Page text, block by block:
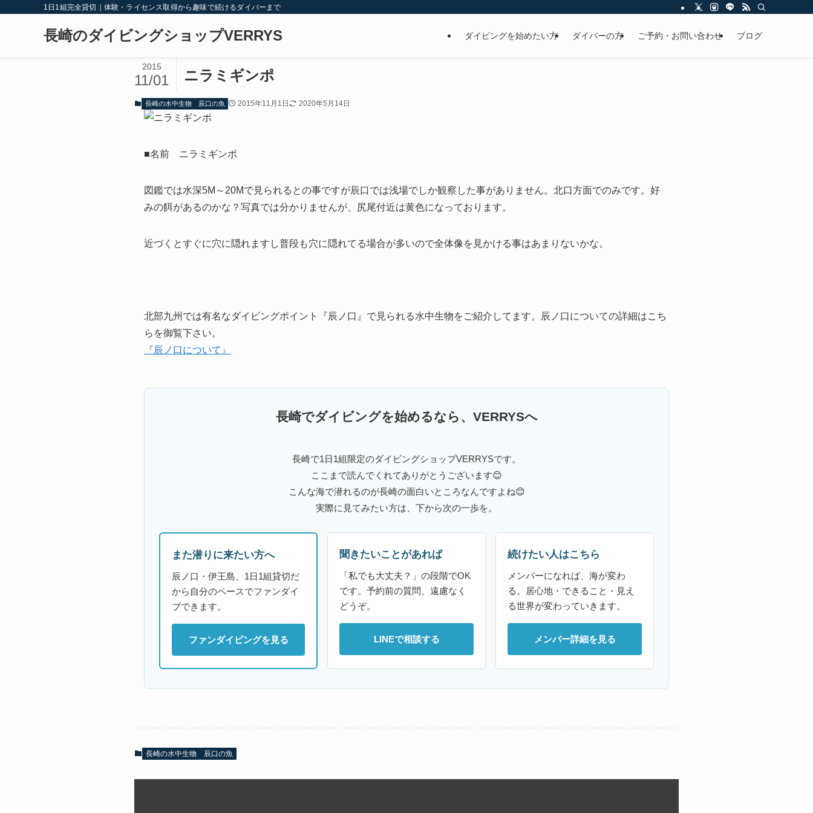
1日1組完全貸切｜体験・ライセンス取得から趣味で続けるダイバーまで
長崎のダイビングショップVERRYS ダイビングを始めたい方 ダイバーの方 ご予約・お問い合わせ ブログ
ニラミギンポ
2015
11/01
長崎の水中生物 辰口の魚 2015年11月1日 2020年5月14日
■名前 ニラミギンポ
図鑑では水深5M～20Mで見られるとの事ですが辰口では浅場でしか観察した事がありません。北口方面でのみです。好
みの餌があるのかな？写真では分かりませんが、尻尾付近は黄色になっております。
近づくとすぐに穴に隠れますし普段も穴に隠れてる場合が多いので全体像を見かける事はあまりないかな。
北部九州では有名なダイビングポイント『辰ノ口』で見られる水中生物をご紹介してます。辰ノ口についての詳細はこち
らを御覧下さい。
『辰ノ口について』
長崎でダイビングを始めるなら、VERRYSへ
長崎で1日1組限定のダイビングショップVERRYSです。
ここまで読んでくれてありがとうございます😊
こんな海で潜れるのが長崎の面白いところなんですよね😊
実際に見てみたい方は、下から次の一歩を。
また潜りに来たい方へ
辰ノ口・伊王島、1日1組貸切だ
から自分のペースでファンダイ
ブできます。
ファンダイビングを見る
聞きたいことがあれば
「私でも大丈夫？」の段階でOK
です。予約前の質問、遠慮なく
どうぞ。
LINEで相談する
続けたい人はこちら
メンバーになれば、海が変わ
る。居心地・できること・見え
る世界が変わっていきます。
メンバー詳細を見る
長崎の水中生物 辰口の魚